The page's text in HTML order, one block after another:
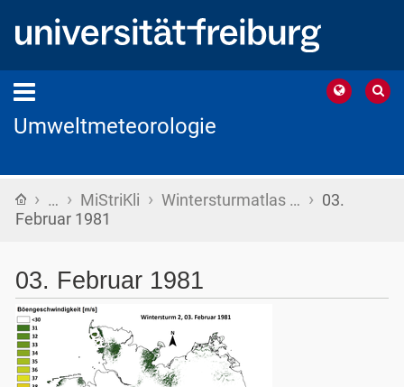
Umweltmeteorologie
Startseite
› … › MiStriKli › Wintersturmatlas … › 03.
Februar 1981
03. Februar 1981